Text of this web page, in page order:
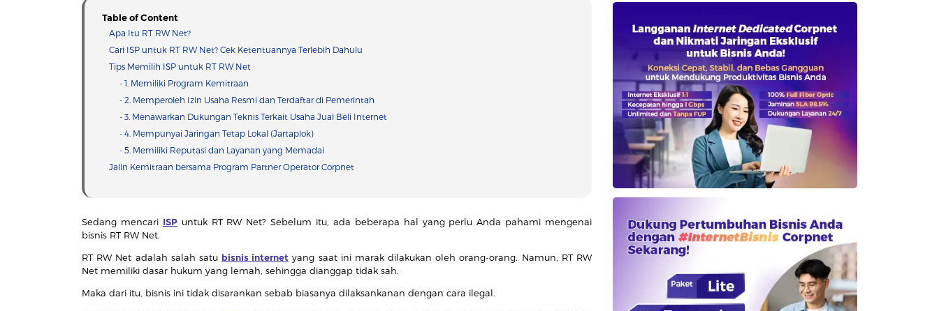
Table of Content
Apa Itu RT RW Net?
Cari ISP untuk RT RW Net? Cek Ketentuannya Terlebih Dahulu
Tips Memilih ISP untuk RT RW Net
- 1. Memiliki Program Kemitraan
- 2. Memperoleh Izin Usaha Resmi dan Terdaftar di Pemerintah
- 3. Menawarkan Dukungan Teknis Terkait Usaha Jual Beli Internet
- 4. Mempunyai Jaringan Tetap Lokal (Jartaplok)
- 5. Memiliki Reputasi dan Layanan yang Memadai
Jalin Kemitraan bersama Program Partner Operator Corpnet
Sedang mencari ISPuntuk RT RW Net? Sebelum itu, ada beberapa hal yang perlu Anda pahami mengenai
bisnis RT RW Net.
RT RW Net adalah salah satu bisnis internet yang saat ini marak dilakukan oleh orang-orang. Namun, RT RW
Net memiliki dasar hukum yang lemah, sehingga dianggap tidak sah.
Maka dari itu, bisnis ini tidak disarankan sebab biasanya dilaksankanan dengan cara ilegal.